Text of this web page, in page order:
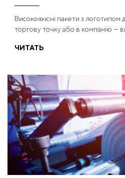
Високоякісні пакети з
торгову точку або в компанію —
ЧИТАТЬ